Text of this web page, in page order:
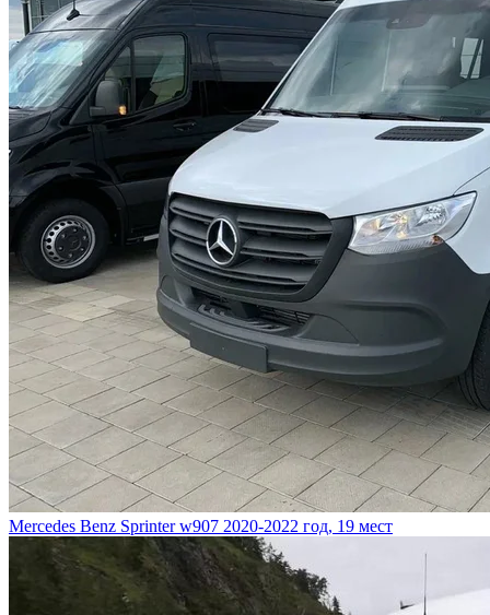
Mercedes Benz Sprinter w907 2020-2022 год, 19 мест